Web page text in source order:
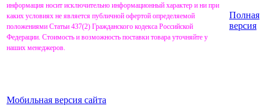
информация носит исключительно информационный характер и ни при
каких условиях не является публичной офертой определяемой
положениями Статьи 437(2) Гражданского кодекса Российской
Федерации. Стоимость и возможность поставки товара уточняйте у
наших менеджеров.
Мобильная версия сайта
Полная
версия